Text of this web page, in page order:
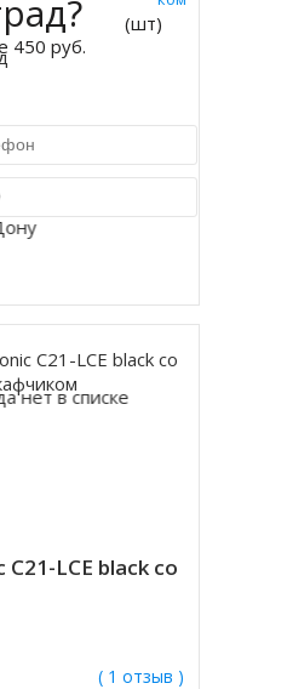
450 руб.
(шт)
LCE black со
( 1 отзыв )
нет в списке